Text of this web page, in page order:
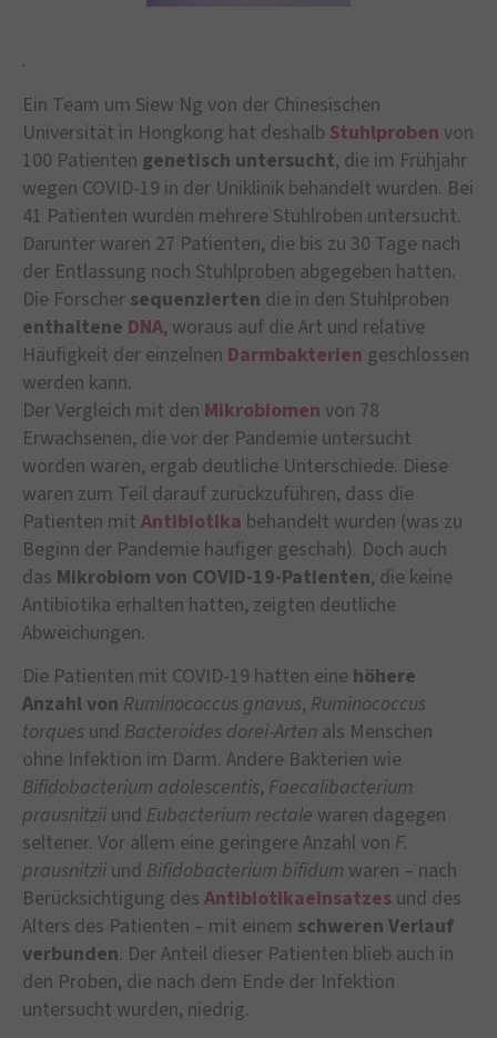
.
Ein Team um Siew Ng von der Chinesischen
Universität in Hongkong hat deshalb Stuhlproben von
100 Patienten genetisch untersucht, die im Frühjahr
wegen COVID-19 in der Uniklinik behandelt wurden. Bei
41 Patienten wurden mehrere Stuhlroben untersucht.
Darunter waren 27 Patienten, die bis zu 30 Tage nach
der Entlassung noch Stuhlproben abgegeben hatten.
Die Forscher sequenzierten die in den Stuhlproben
enthaltene DNA, woraus auf die Art und relative
Häufigkeit der einzelnen Darmbakterien geschlossen
werden kann.
Der Vergleich mit den Mikrobiomen von 78
Erwachsenen, die vor der Pandemie untersucht
worden waren, ergab deutliche Unterschiede. Diese
waren zum Teil darauf zurückzuführen, dass die
Patienten mit Antibiotika behandelt wurden (was zu
Beginn der Pandemie häufiger geschah). Doch auch
das Mikrobiom von COVID-19-Patienten, die keine
Antibiotika erhalten hatten, zeigten deutliche
Abweichungen.
Die Patienten mit COVID-19 hatten eine höhere
Anzahl von Ruminococcus gnavus, Ruminococcus
torques und Bacteroides dorei-Arten als Menschen
ohne Infektion im Darm. Andere Bakterien wie
Bifidobacterium adolescentis, Faecalibacterium
prausnitzii und Eubacterium rectale waren dagegen
seltener. Vor allem eine geringere Anzahl von F.
prausnitzii und Bifidobacterium bifidum waren – nach
Berücksichtigung des Antibiotikaeinsatzes und des
Alters des Patienten – mit einem schweren Verlauf
verbunden. Der Anteil dieser Patienten blieb auch in
den Proben, die nach dem Ende der Infektion
untersucht wurden, niedrig.